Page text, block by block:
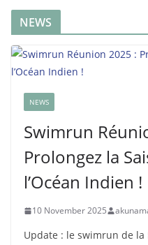
NEWS
NEWS
Swimrun
Prolongez la
l’Océan Indien !
10 November 2025
Update : le swimrun de la